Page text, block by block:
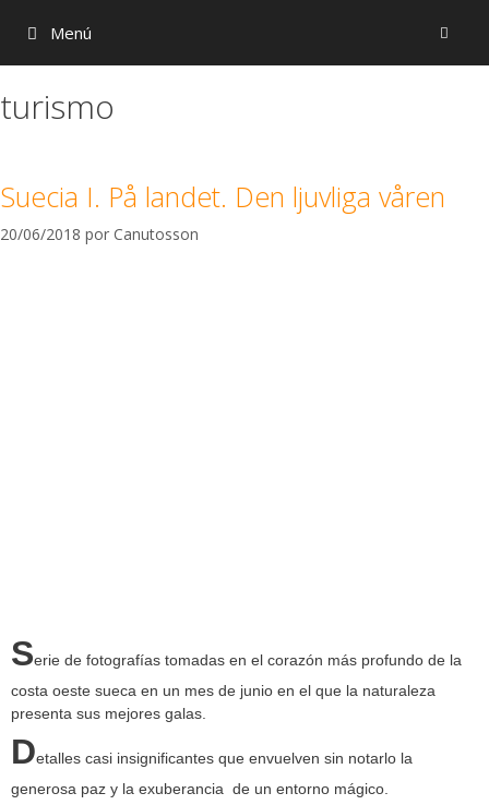
Menú
turismo
Suecia I. På landet. Den ljuvliga våren
20/06/2018 por Canutosson
Serie de fotografías tomadas en el corazón más profundo de la
costa oeste sueca en un mes de junio en el que la naturaleza
presenta sus mejores galas.
Detalles casi insignificantes que envuelven sin notarlo la
generosa paz y la exuberancia de un entorno mágico.